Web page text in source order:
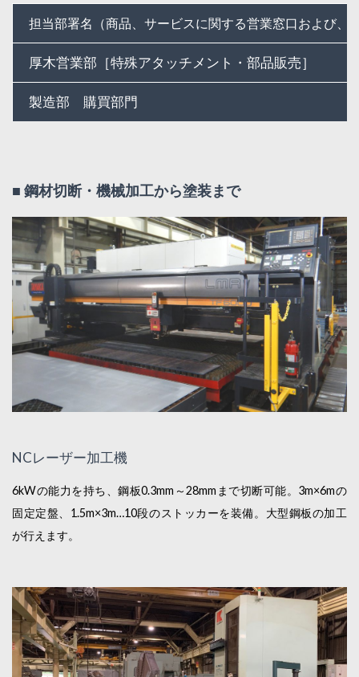
担当部署名（商品、サービスに関する営業窓口および、
厚木営業部［特殊アタッチメント・部品販売］
製造部 購買部門
■ 鋼材切断・機械加工から塗装まで
NCレーザー加工機
6kWの能力を持ち、鋼板0.3mm～28mmまで切断可能。3m×6mの
固定定盤、1.5m×3m…10段のストッカーを装備。大型鋼板の加工
が行えます。